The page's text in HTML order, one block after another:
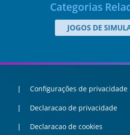
Categorias
JOGOS DE
Configurações de privacidade
Declaracao de privacidade
Declaracao de cookies